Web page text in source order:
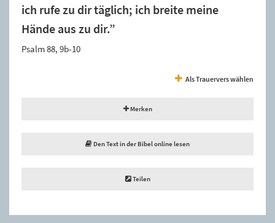
ich rufe zu dir täglich; ich breite meine
Hände aus zu dir.”
Psalm 88, 9b-10
Als Trauervers wählen
Merken
Den Text in der Bibel online lesen
Teilen